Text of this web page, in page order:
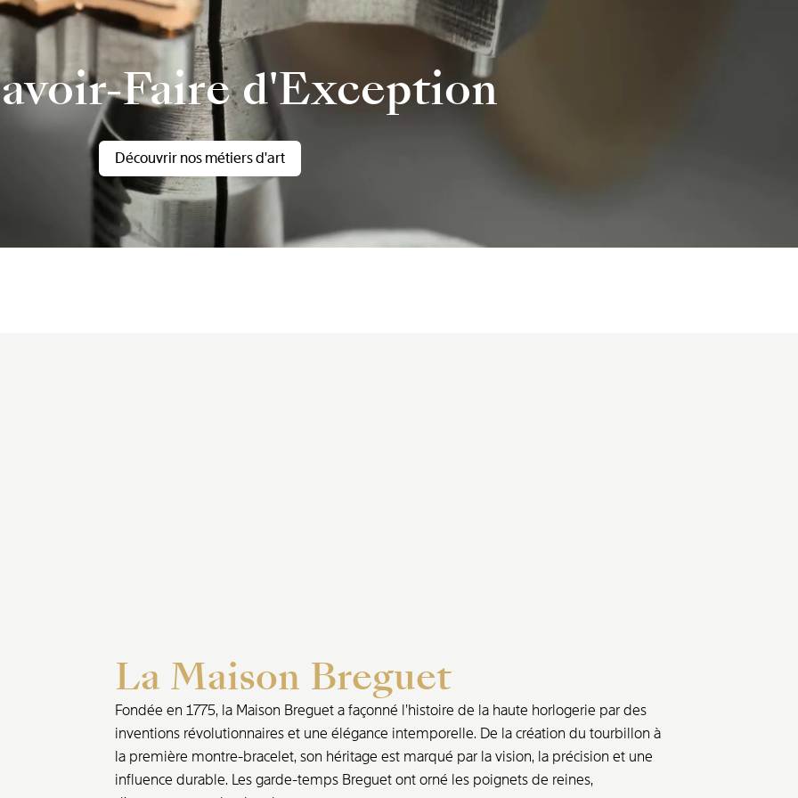
Faire d'Exception
Découvrir nos métiers d'art
La Maison Breguet
Fondée en 1775, la Maison Breguet a façonné l’histoire de la haute horlogerie par des
inventions révolutionnaires et une élégance intemporelle. De la création du tourbillon à
la première montre-bracelet, son héritage est marqué par la vision, la précision et une
influence durable. Les garde-temps Breguet ont orné les poignets de reines,